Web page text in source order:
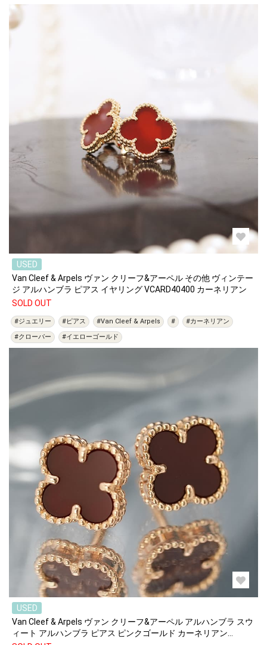
USED
Van Cleef & Arpels ヴァン クリーフ&アーペル その他 ヴィンテー
ジ アルハンブラ ピアス イヤリング VCARD40400 カーネリアン
SOLD OUT
#ジュエリー #ピアス #Van Cleef & Arpels #
#カーネリアン
#クローバー
#イエローゴールド
USED
Van Cleef & Arpels ヴァン クリーフ&アーペル アルハンブラ スウ
ィート アルハンブラ ピアス ピンクゴールド カーネリアン